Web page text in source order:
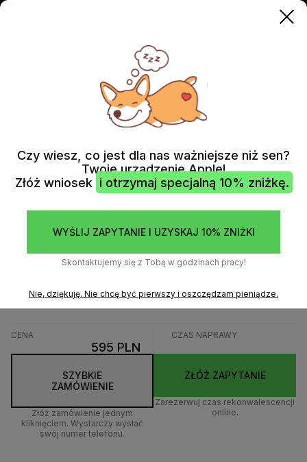
NAPRAWA ZASILACZA MAC MINI M1
2020
NAPRAWA ZASILACZA
MAC MINI M1 2020
(PSU)
profesjonalna usługa pomoże zidentyfikować i rozwiązać
CENA
595 PLN
CZAS NAPRAWY
SZYBKIE
ZAMÓWIENIE
Złóż zamówienie jednym
kliknięciem. Wystarczy wysłać
swój numer telefonu.
ZŁÓŻ ZAPYTANIE
Zarezerwuj czas rekonwalescencji
online.
Czy wiesz, co jest dla nas ważniejsze niż sen?
Twoje urządzenie Apple!
Złóż wniosek i otrzymaj specjalną 10% zniżkę.
WYŚLIJ ZAPYTANIE I UZYSKAJ 10% ZNIŻKI
Skontaktujemy się z Tobą w godzinach pracy!
Nie, dziękuję. Nie chcę być pierwszy i oszczędzam pieniądze.